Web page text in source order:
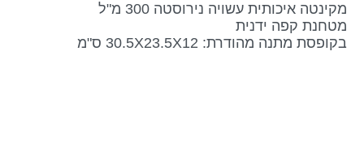
מקינטה איכותית עשויה נירוסטה 300 מ"ל
מטחנת קפה ידנית
בקופסת מתנה מהודרת: 30.5X23.5X12 ס"מ